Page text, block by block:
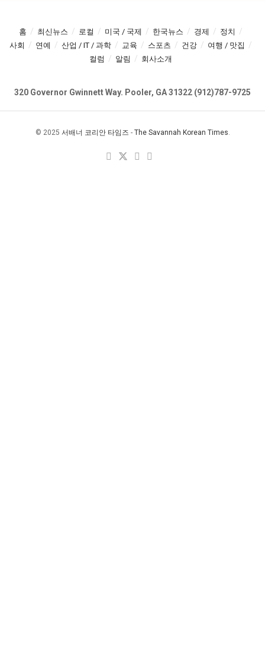
홈 최신뉴스 로컬 미국 / 국제 한국뉴스 경제
정치
사회
연예 산업 / IT / 과학 교육 스포츠 건강
여행 / 맛집
컬럼
알림 회사소개
320 Governor Gwinnett Way. Pooler, GA 31322 (912)787-9725
© 2025 서배너 코리안 타임즈 - The Savannah Korean Times